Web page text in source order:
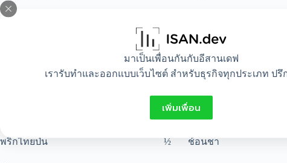
มาเป็นเพื่อนกันกับอีสานเดฟ
เรารับทำและออกแบบเว็บไซต์ สำหรับธุรกิจทุกประเภท ปรึ
เพิ่มเพื่อน
พริกชี้ฟ้าหั่น 2 เม็ด
น้ำพริเผา 1 ช้อนโต๊ะ
ผงกระหรี่ 1 ช้อนโต๊ะ
พริกไทยป่น ½ ช้อนชา